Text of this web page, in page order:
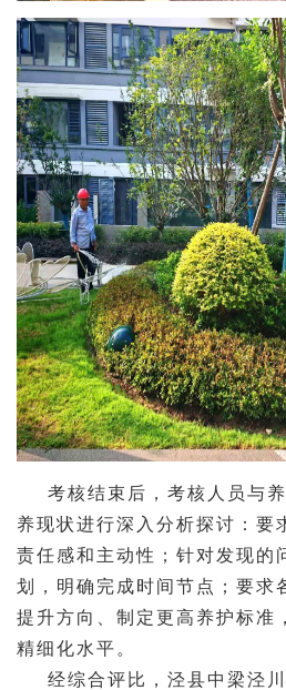
考核结束后，考核人员与
养现状进行深入分析探讨：要
责任感和主动性；针对发现的
划，明确完成时间节点；要求
提升方向、制定更高养护标准
精细化水平。
经综合评比，泾县中梁泾